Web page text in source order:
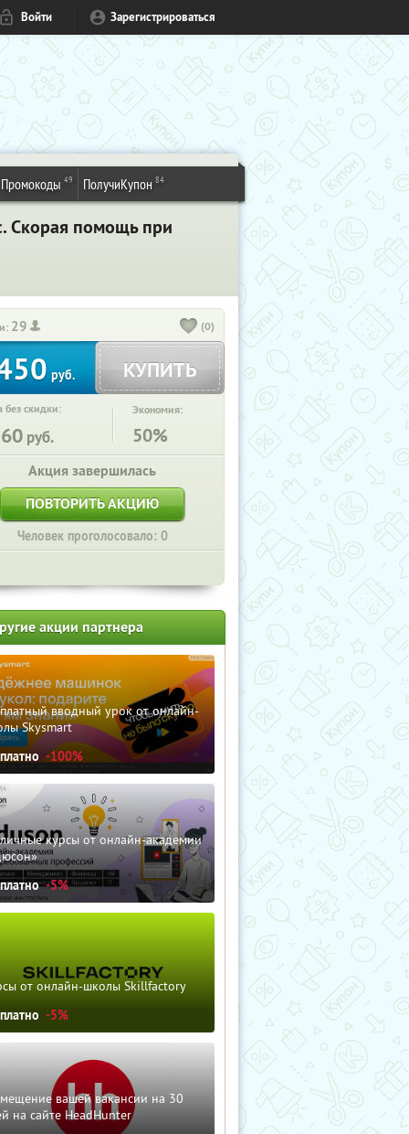
Войти Зарегистрироваться
Промокоды 49 ПолучиКупон 84
Скорая помощь при
29 (0)
руб. КУПИТЬ
без скидки:
руб.
Экономия:
50%
Акция завершилась
ПОВТОРИТЬ АКЦИЮ
Человек проголосовало: 0
акции партнера
вводный урок от онлайн-
Skysmart
-100%
курсы от онлайн-академии
-5%
от онлайн-школы Skillfactory
-5%
вашей вакансии на 30
на сайте HeadHunter